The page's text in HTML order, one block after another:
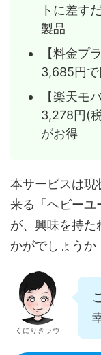
トに差す
製品
【料金プ
3,685円で
【楽天モ
3,278円(
がお得
本サービスは現
来る「ヘビーユ
が、興味を持た
かがでしょうか
くにりきラウ